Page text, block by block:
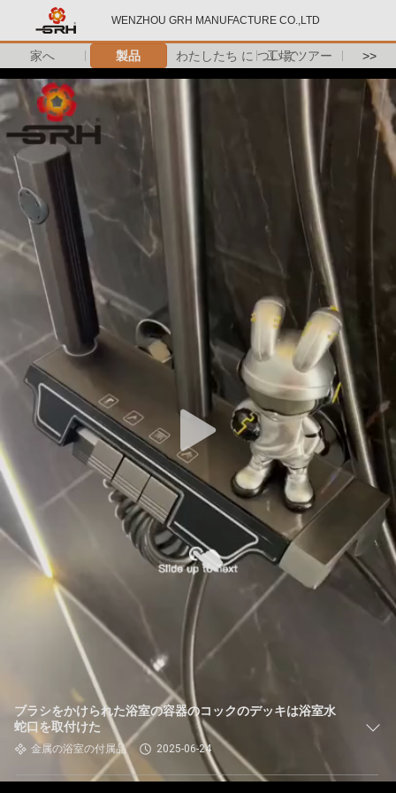
WENZHOU GRH MANUFACTURE CO.,LTD
家へ 製品 わたしたち に つい て工場 ツアー >>
ブラシをかけられた浴室の容器のコックのデッキは浴室水
蛇口を取付けた
金属の浴室の付属品 2025-06-24